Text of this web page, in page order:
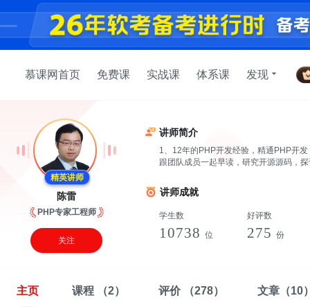
慕课网首页 免费课 实战课 体系课 发现
精英讲师
陈雷
PHP专家工程师
关注
讲师简介
1、12年的PHP开发经验，精通PHP开
跟团队成员一起早读，研究开源源码，
讲师成就
学生数
10738 位
好评数
275 份
主页 课程 （2） 评价 （278） 文章 （10